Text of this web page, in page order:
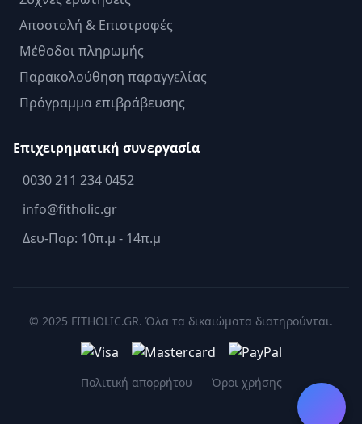
Αποστολή & Επιστροφές
Μέθοδοι πληρωμής
Παρακολούθηση παραγγελίας
Πρόγραμμα επιβράβευσης
Επιχειρηματική συνεργασία
0030 211 234 0452
info@fitholic.gr
Δευ-Παρ: 10π.μ - 14π.μ
© 2025 FITHOLIC.GR. Όλα τα δικαιώματα διατηρούνται.
Πολιτική απορρήτου Όροι χρήσης